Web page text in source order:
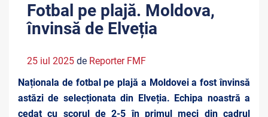
Fotbal pe plajă. Moldova,
învinsă de Elveția
25 iul 2025 de Reporter FMF
Naționala de fotbal pe plajă a Moldovei a fost învinsă
astăzi de selecționata din Elveția. Echipa noastră a
cedat cu scorul de 2-5 în primul meci din cadrul